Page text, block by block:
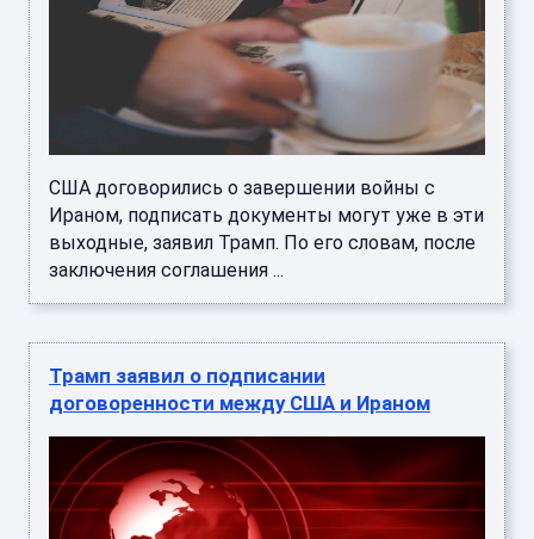
США договорились о завершении войны с
Ираном, подписать документы могут уже в эти
выходные, заявил Трамп. По его словам, после
заключения соглашения ...
Трамп заявил о подписании
договоренности между США и Ираном